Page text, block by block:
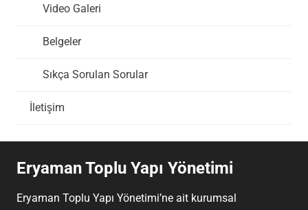
Video Galeri
Belgeler
Sıkça Sorulan Sorular
İletişim
Eryaman Toplu Yapı Yönetimi
Eryaman Toplu Yapı Yönetimi’ne ait kurumsal